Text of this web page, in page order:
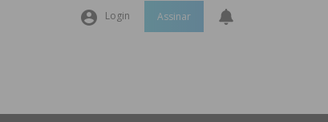
Login Assinar